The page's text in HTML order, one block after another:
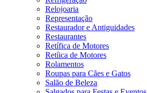
Relojoaria
Representação
Restaurador e Antiguidades
Restaurantes
Retífica de Motores
Retíica de Motores
Rolamentos
Roupas para Cães e Gatos
Salão de Beleza